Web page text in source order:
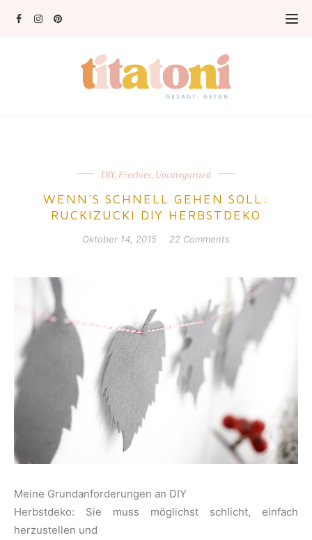
DIY, Freebies, Uncategorized
WENN´S SCHNELL GEHEN SOLL:
RUCKIZUCKI DIY HERBSTDEKO
Oktober 14, 2015 22 Comments
Meine Grundanforderungen an DIY
Herbstdeko: Sie muss möglichst schlicht, einfach
herzustellen und